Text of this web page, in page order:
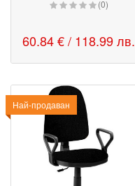
(0)
60.84 € / 118.99 лв.
Най-продаван